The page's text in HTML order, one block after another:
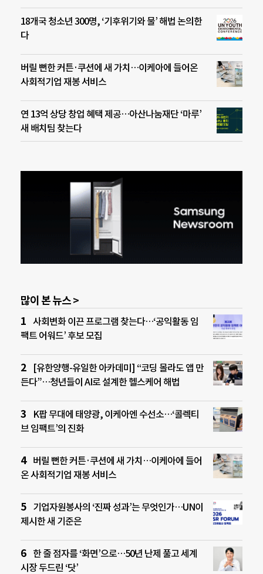
18개국 청소년 300명, ‘기후위기와 물’ 해법 논의한
다
버릴 뻔한 커튼·쿠션에 새 가치…이케아에 들어온
사회적기업 재봉 서비스
연 13억 상당 창업 혜택 제공…아산나눔재단 ‘마루’
새 배치팀 찾는다
많이 본 뉴스 >
사회변화 이끈 프로그램 찾는다…‘공익활동 임
팩트 어워드’ 후보 모집
[유한양행-유일한 아카데미] “코딩 몰라도 앱 만
든다”…청년들이 AI로 설계한 헬스케어 해법
K팝 무대에 태양광, 이케아엔 수선소…‘콜렉티
브 임팩트’의 진화
버릴 뻔한 커튼·쿠션에 새 가치…이케아에 들어
온 사회적기업 재봉 서비스
기업자원봉사의 ‘진짜 성과’는 무엇인가…UN이
제시한 새 기준은
한 줄 점자를 ‘화면’으로…50년 난제 풀고 세계
시장 두드린 ‘닷’